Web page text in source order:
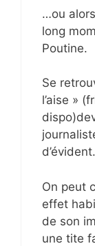
…ou
long
Poutine.
Se
l’aise »
d’évident.
On peut
effet
de son
une tite